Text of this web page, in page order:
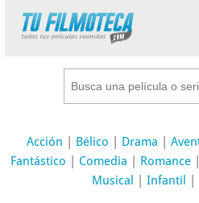
Acción Bélico Drama
Fantástico
Comedia Romance
Musical
Infantil